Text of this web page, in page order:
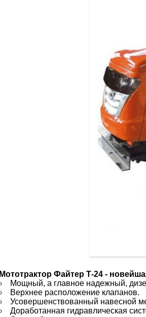
Мототрактор Файтер Т-24 -
Мощный, а главное надежный,
Верхнее расположение клапанов.
Усовершенствованный навесной
Доработанная гидравлическая